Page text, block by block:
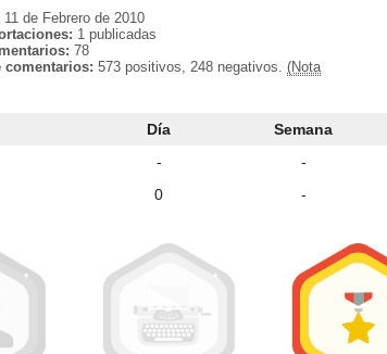
de Febrero de 2010
1 publicadas
78
comentarios: 573 positivos, 248 negativos. (Nota
Día Semana
- -
0 -